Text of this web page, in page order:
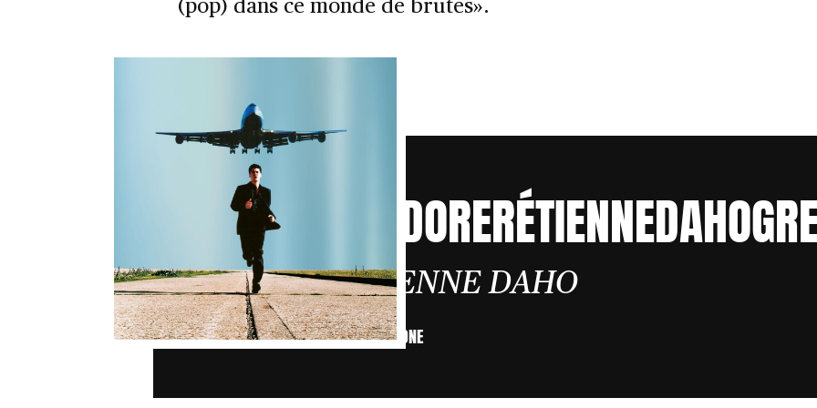
(pop) dans ce monde de brutes».
ETIENNE DAHO
PARLOPHONE